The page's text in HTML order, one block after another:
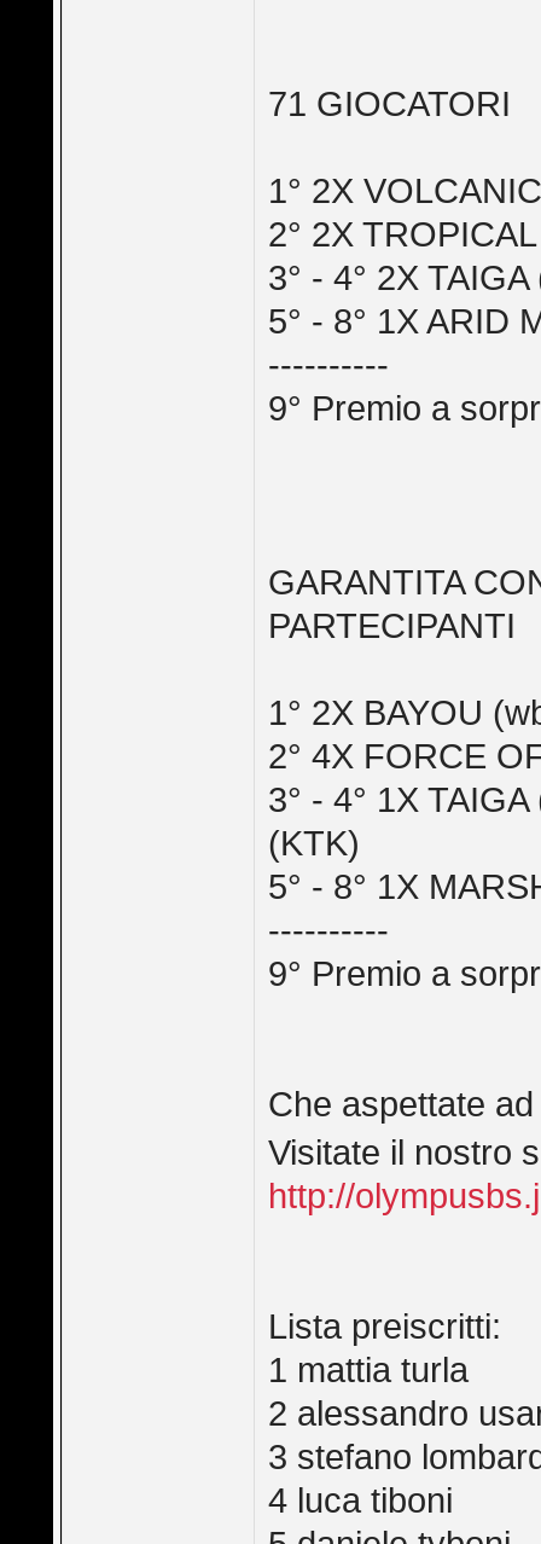
71 GIOCATORI
1° 2X
2° 2X
3° - 4° 2X TAIGA
5° - 8° 1X ARID
----------
9° Premio a
GARANTITA
PARTECIPANTI
1° 2X BAYOU
2° 4X FORCE
3° - 4° 1X
(KTK)
5° - 8° 1X
----------
9° Premio a
Che aspettate
Visitate il nostro
http://
Lista preiscritti:
1 mattia turla
2 alessandro
3 stefano
4 luca tiboni